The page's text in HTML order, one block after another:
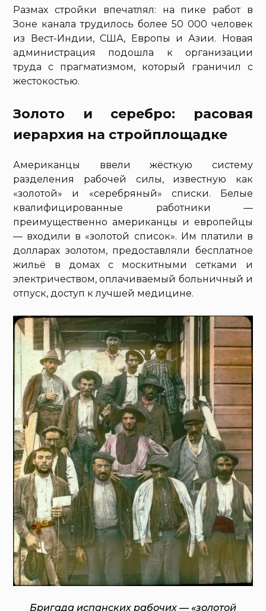
Размах стройки впечатлял: на пике работ в
Зоне канала трудилось более 50 000 человек
из Вест-Индии, США, Европы и Азии. Новая
администрация подошла к организации
труда с прагматизмом, который граничил с
жестокостью.
Золото и серебро: расовая
иерархия на стройплощадке
Американцы ввели жёсткую систему
разделения рабочей силы, известную как
«золотой» и «серебряный» списки. Белые
квалифицированные работники —
преимущественно американцы и европейцы
— входили в «золотой список». Им платили в
долларах золотом, предоставляли бесплатное
жильё в домах с москитными сетками и
электричеством, оплачиваемый больничный и
отпуск, доступ к лучшей медицине.
Бригада испанских рабочих — «золотой